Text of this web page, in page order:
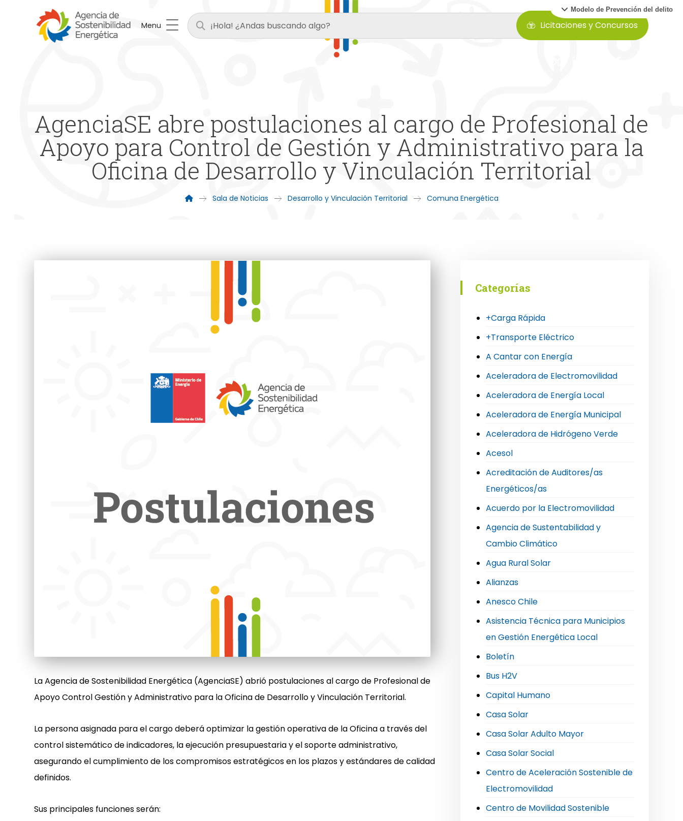
Modelo de Prevención del delito
Menu Licitaciones y Concursos
AgenciaSE abre postulaciones al cargo de Profesional de
Apoyo para Control de Gestión y Administrativo para la
Oficina de Desarrollo y Vinculación Territorial
Sala de Noticias Desarrollo y Vinculación Territorial Comuna Energética
La Agencia de Sostenibilidad Energética (AgenciaSE) abrió postulaciones al cargo de Profesional de
Apoyo Control Gestión y Administrativo para la Oficina de Desarrollo y Vinculación Territorial.
La persona asignada para el cargo deberá optimizar la gestión operativa de la Oficina a través del
control sistemático de indicadores, la ejecución presupuestaria y el soporte administrativo,
asegurando el cumplimiento de los compromisos estratégicos en los plazos y estándares de calidad
definidos.
Sus principales funciones serán:
Categorías
+Carga Rápida
+Transporte Eléctrico
A Cantar con Energía
Aceleradora de Electromovilidad
Aceleradora de Energía Local
Aceleradora de Energía Municipal
Aceleradora de Hidrógeno Verde
Acesol
Acreditación de Auditores/as
Energéticos/as
Acuerdo por la Electromovilidad
Agencia de Sustentabilidad y
Cambio Climático
Agua Rural Solar
Alianzas
Anesco Chile
Asistencia Técnica para Municipios
en Gestión Energética Local
Boletín
Bus H2V
Capital Humano
Casa Solar
Casa Solar Adulto Mayor
Casa Solar Social
Centro de Aceleración Sostenible de
Electromovilidad
Centro de Movilidad Sostenible